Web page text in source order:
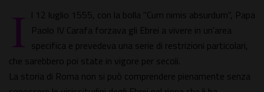
I l 12 luglio 1555, con la bolla "Cum nimis absurdum", Papa
Paolo IV Carafa forzava gli Ebrei a vivere in un'area
specifica e prevedeva una serie di restrizioni particolari,
che sarebbero poi state in vigore per secoli.
La storia di Roma non si può comprendere pienamente senza